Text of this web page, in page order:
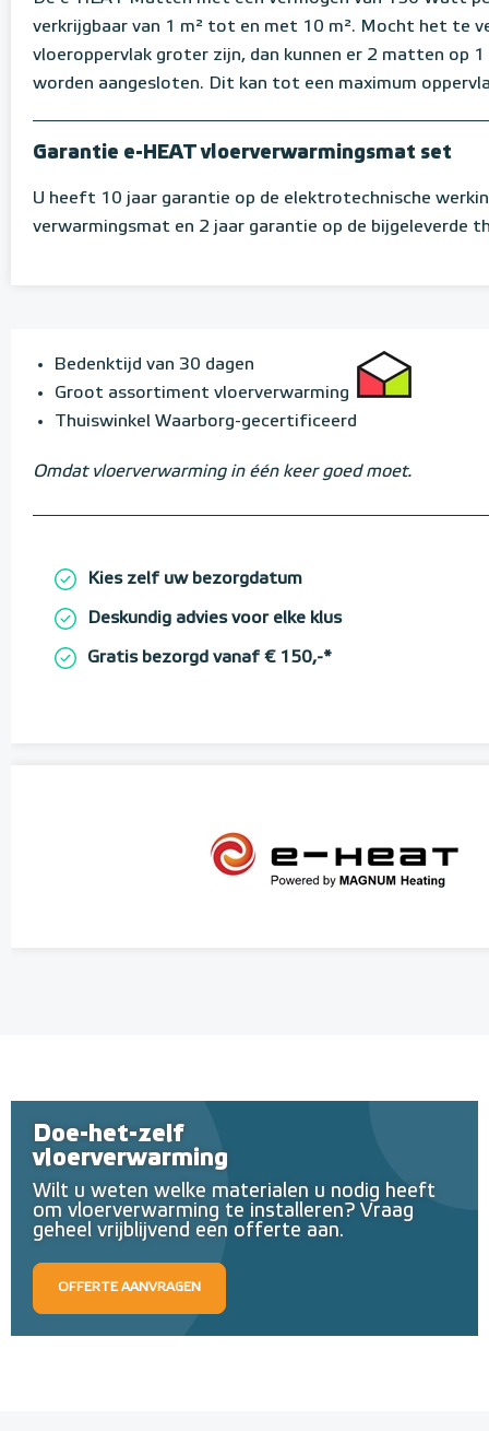
verkrijgbaar van 1 m² tot en met 10 m². Mocht het te
vloeroppervlak groter zijn, dan kunnen er 2 matten op
worden aangesloten. Dit kan tot een maximum
Garantie e-HEAT vloerverwarmingsmat set
U heeft 10 jaar garantie op de elektrotechnische
verwarmingsmat en 2 jaar garantie op de bijgeleverde
Bedenktijd van 30 dagen
Groot assortiment vloerverwarming
Thuiswinkel Waarborg-gecertificeerd
Omdat vloerverwarming in één keer goed moet.
Kies zelf uw bezorgdatum
Deskundig advies voor elke klus
Gratis bezorgd vanaf € 150,-*
Doe-het-zelf
vloerverwarming
Wilt u weten welke materialen u nodig heeft
om vloerverwarming te installeren? Vraag
geheel vrijblijvend een offerte aan.
OFFERTE AANVRAGEN